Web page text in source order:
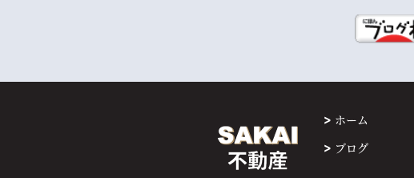
ホーム
ブログ